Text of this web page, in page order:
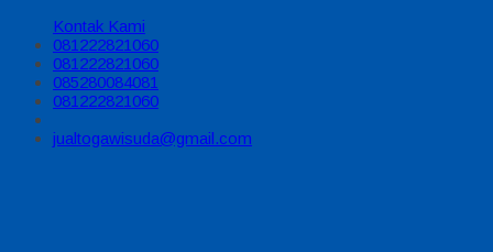
Kontak Kami
081222821060
081222821060
085280084081
081222821060
jualtogawisuda@gmail.com